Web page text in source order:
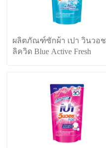
ผลิตภัณฑ์ซักผ้า เปา วินวอช
ลิควิด Blue Active Fresh